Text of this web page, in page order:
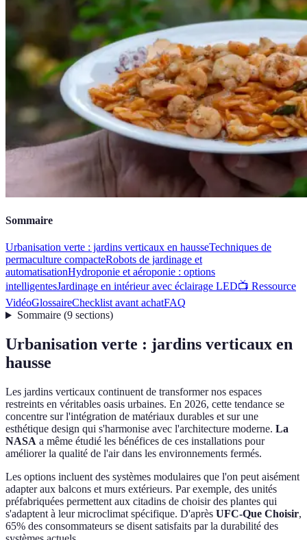
Sommaire
Urbanisation verte : jardins verticaux en hausseTechniques de
permaculture compacteRobots de jardinage et
automatisationHydroponie et aéroponie : options
intelligentesJardinage en intérieur avec éclairage LED📺 Ressource
VidéoGlossaireChecklist avant achatFAQ
Sommaire(9 sections)
Urbanisation verte : jardins verticaux en
hausse
Les jardins verticaux continuent de transformer nos espaces
restreints en véritables oasis urbaines. En 2026, cette tendance se
concentre sur l'intégration de matériaux durables et sur une
esthétique design qui s'harmonise avec l'architecture moderne. La
NASA a même étudié les bénéfices de ces installations pour
améliorer la qualité de l'air dans les environnements fermés.
Les options incluent des systèmes modulaires que l'on peut aisément
adapter aux balcons et murs extérieurs. Par exemple, des unités
préfabriquées permettent aux citadins de choisir des plantes qui
s'adaptent à leur microclimat spécifique. D'après UFC-Que Choisir,
65% des consommateurs se disent satisfaits par la durabilité des